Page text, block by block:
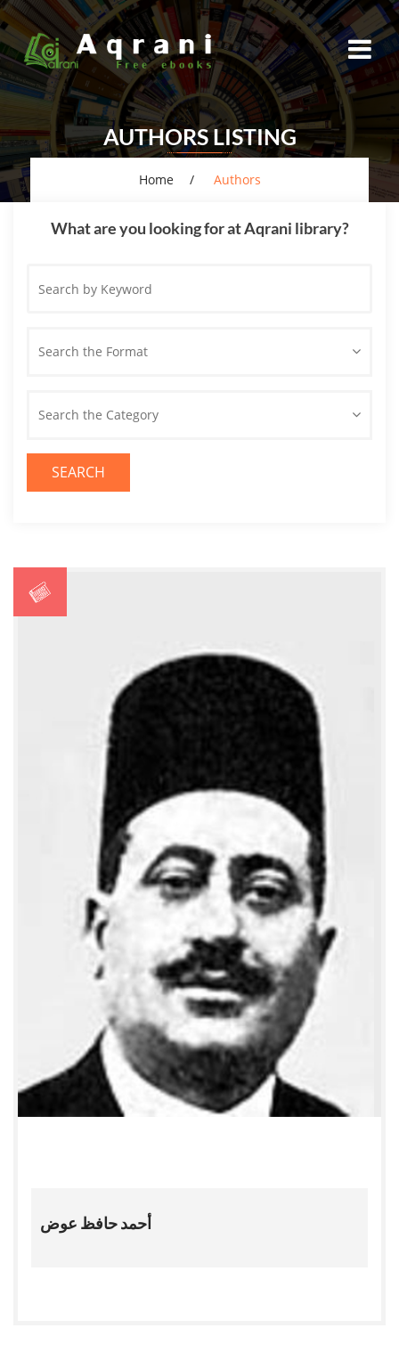
AUTHORS LISTING
Home Authors
What are you looking for at Aqrani library?
by
Search the Format
Search the Category
SEARCH
أحمد حافظ عوض